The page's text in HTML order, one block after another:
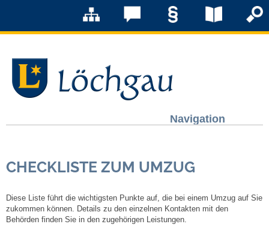
Navigation
Grußwort Bürgermeister
Kurzportrait
CHECKLISTE ZUM UMZUG
Diese Liste führt die wichtigsten Punkte auf, die bei einem Umzug auf Sie
zukommen können. Details zu den einzelnen Kontakten mit den
Behörden finden Sie in den zugehörigen Leistungen.